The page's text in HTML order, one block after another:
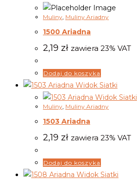
Muliny, Muliny Ariadny
1500 Ariadna
2,19 zł zawiera 23% VAT
Dodaj do koszyka
Widok Siatki
Widok Siatki
Muliny, Muliny Ariadny
1503 Ariadna
2,19 zł zawiera 23% VAT
Dodaj do koszyka
Widok Siatki